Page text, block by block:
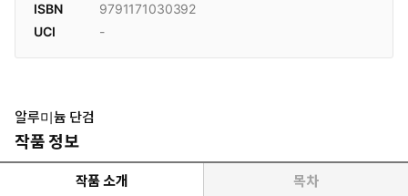
ISBN
9791171030392
UCI
-
알루미늄 단검
작품 정보
작품 소개 목차